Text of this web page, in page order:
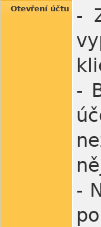
Otevření účtu
-
-
-